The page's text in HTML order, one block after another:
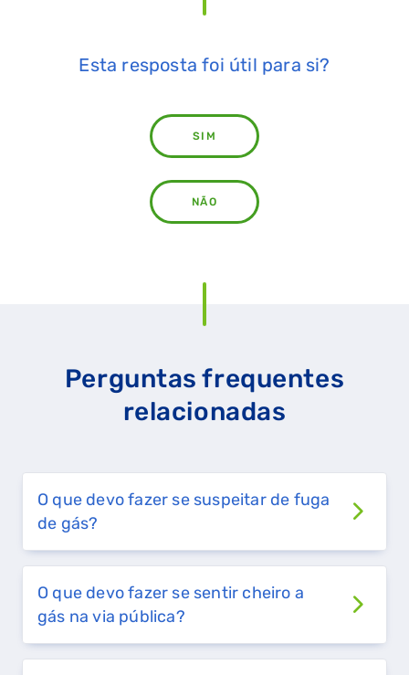
Esta resposta foi útil para si?
SIM
NÃO
Perguntas frequentes
relacionadas
O que devo fazer se suspeitar de fuga
de gás?
O que devo fazer se sentir cheiro a
gás na via pública?